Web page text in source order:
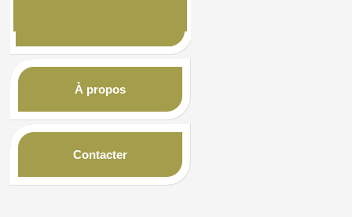
À propos
Contacter